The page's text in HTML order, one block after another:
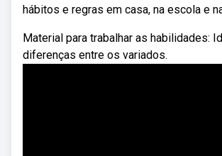
hábitos e regras em casa, na escola e
Material para trabalhar as habilidades:
diferenças entre os variados.